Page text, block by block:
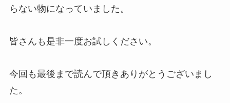
らない物になっていました。
皆さんも是非一度お試しください。
今回も最後まで読んで頂きありがとうございまし
た。